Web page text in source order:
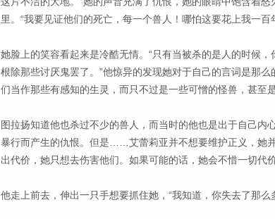
里。“我要见证他们的死亡，每一个兽人！哪怕这要花上我一百
她脸上的笑容看起来是冷酷无情。“只有当被杀的是人的时候
根除那些讨厌鬼罢了。”他惊异的发现她对于自己的言词是那
们当作那些有感知的生灵，而只不过是一些可憎的怪兽，甚至
图拉扬知道他也杀过不少的兽人，而当时的他也是出于自己内
暴行而产生的仇恨。但是……艾蕾莉亚并不想要维护正义，她
出代价，她只想去伤害他们。如果可能的话，她会不惜一切代
他走上前去，伸出一只手想要抓住她，“我知道，你失去了那